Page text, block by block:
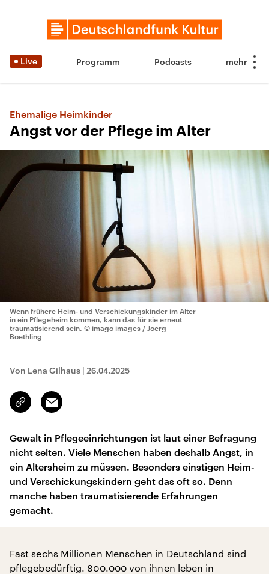
Live Programm Podcasts
Ehemalige Heimkinder
Angst vor der Pflege im Alter
Wenn frühere Heim- und Verschickungskinder im Alter
in ein Pflegeheim kommen, kann das für sie erneut
traumatisierend sein. © imago images / Joerg
Boethling
Von Lena Gilhaus | 26.04.2025
Link
kopieren/teilen
Email
Gewalt in Pflegeeinrichtungen ist laut einer Befragung
nicht selten. Viele Menschen haben deshalb Angst, in
ein Altersheim zu müssen. Besonders einstigen Heim-
und Verschickungskindern geht das oft so. Denn
manche haben traumatisierende Erfahrungen
gemacht.
Fast sechs Millionen Menschen in Deutschland sind
pflegebedürftig. 800.000 von ihnen leben in